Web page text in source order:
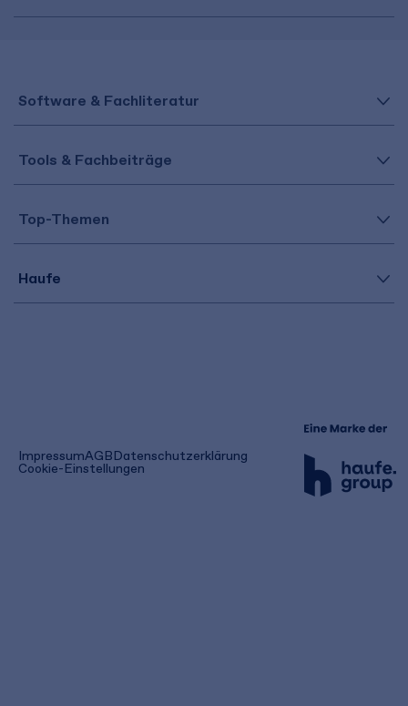
Software & Fachliteratur
Tools & Fachbeiträge
Top-Themen
Haufe
ImpressumAGB(öffnet
in
einem
Datenschutzerklärung
Cookie-Einstellungen